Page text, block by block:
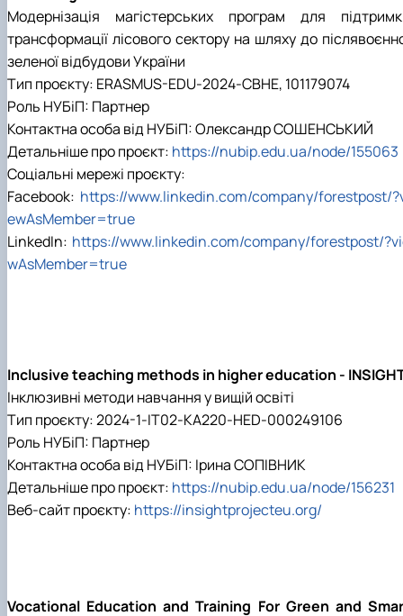
Модернізація магістерських програм для
трансформації лісового сектору на шляху до
зеленої відбудови України
Тип проєкту: ERASMUS-EDU-2024-CBHE, 101179074
Роль НУБіП: Партнер
Контактна особа від НУБіП: Олександр СОШЕНСЬКИЙ
Детальніше про проєкт: https://nubip.edu.ua/node/155063
Соціальні мережі проєкту:
Facebook: https://www.linkedin.com/company/forestpost/
ewAsMember=true
LinkedIn: https://www.linkedin.com/company/forestpost/
wAsMember=true
Inclusive teaching methods in higher education -
Інклюзивні методи навчання у вищій освіті
Тип проєкту: 2024-1-IT02-KA220-HED-000249106
Роль НУБіП: Партнер
Контактна особа від НУБіП: Ірина СОПІВНИК
Детальніше про проєкт: https://nubip.edu.ua/node/156231
Веб-сайт проєкту: https://insightprojecteu.org/
Vocational Education and Training For Green and